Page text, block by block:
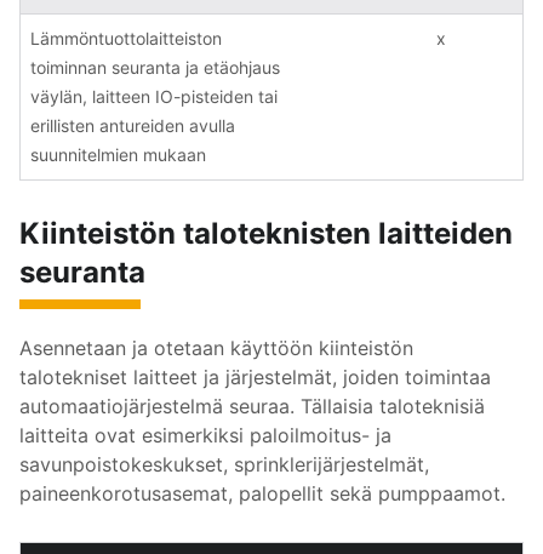
Lämmöntuottolaitteiston
toiminnan seuranta ja etäohjaus
väylän, laitteen IO-pisteiden tai
erillisten antureiden avulla
suunnitelmien mukaan
x
Kiinteistön taloteknisten laitteiden
seuranta
Asennetaan ja otetaan käyttöön kiinteistön
talotekniset laitteet ja järjestelmät, joiden toimintaa
automaatiojärjestelmä seuraa. Tällaisia taloteknisiä
laitteita ovat esimerkiksi paloilmoitus- ja
savunpoistokeskukset, sprinklerijärjestelmät,
paineenkorotusasemat, palopellit sekä pumppaamot.